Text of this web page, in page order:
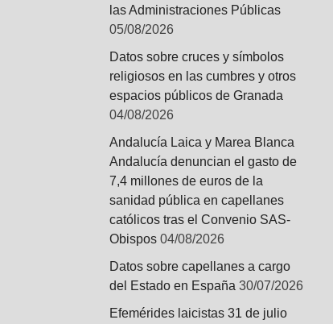
las Administraciones Públicas
05/08/2026
Datos sobre cruces y símbolos
religiosos en las cumbres y otros
espacios públicos de Granada
04/08/2026
Andalucía Laica y Marea Blanca
Andalucía denuncian el gasto de
7,4 millones de euros de la
sanidad pública en capellanes
católicos tras el Convenio SAS-
Obispos 04/08/2026
Datos sobre capellanes a cargo
del Estado en España 30/07/2026
Efemérides laicistas 31 de julio